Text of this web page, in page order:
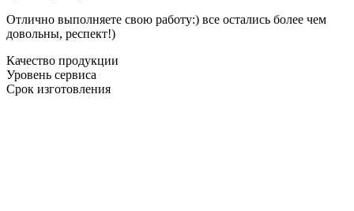
Отлично выполняете свою работу:) все остались более чем
довольны, респект!)
Качество продукции
Уровень сервиса
Срок изготовления